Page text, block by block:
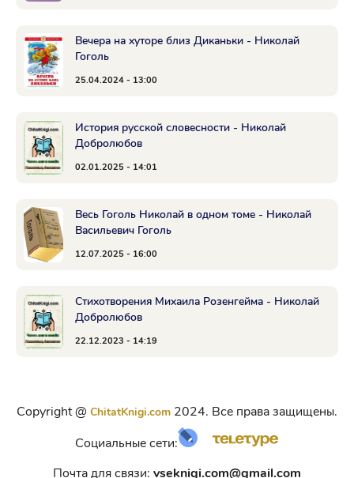
Вечера на хуторе близ Диканьки - Николай
Гоголь
25.04.2024 - 13:00
История русской словесности - Николай
Добролюбов
02.01.2025 - 14:01
Весь Гоголь Николай в одном томе - Николай
Васильевич Гоголь
12.07.2025 - 16:00
Стихотворения Михаила Розенгейма - Николай
Добролюбов
22.12.2023 - 14:19
Copyright @ ChitatKnigi.com 2024. Все права защищены.
Социальные сети:
Почта для связи: vseknigi.com@gmail.com